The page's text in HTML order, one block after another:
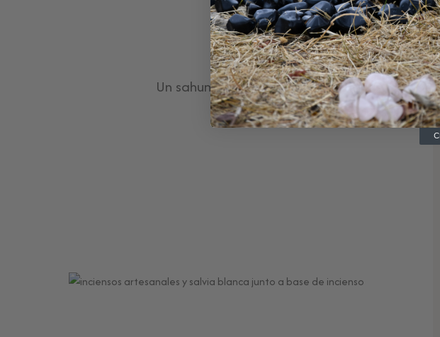
¿QUÉ ES UN
Un sahumerio son las hierbas, resinas y
intenciones o